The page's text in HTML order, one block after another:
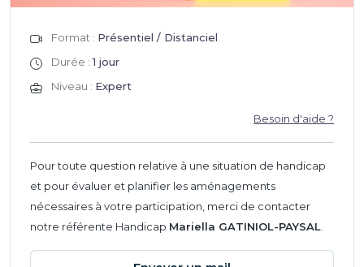
Format : Présentiel / Distanciel
Durée :1 jour
Niveau : Expert
Besoin d'aide ?
Pour toute question relative à une situation de handicap
et pour évaluer et planifier les aménagements
nécessaires à votre participation, merci de contacter
notre référente Handicap Mariella GATINIOL-PAYSAL